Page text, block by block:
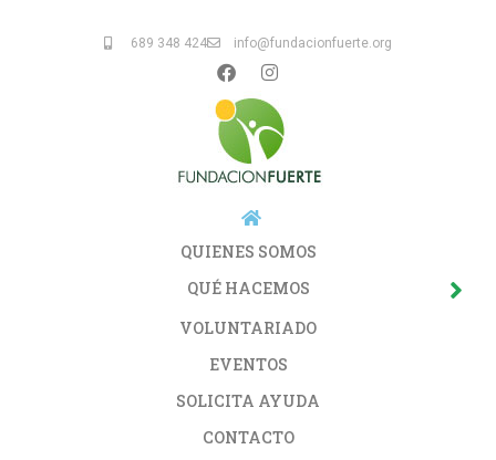
689 348 424 info@fundacionfuerte.org
QUIENES SOMOS
QUÉ HACEMOS
VOLUNTARIADO
EVENTOS
SOLICITA AYUDA
CONTACTO